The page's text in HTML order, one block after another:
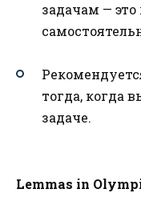
задачам — это
тогда, когда
задаче.
Lemmas in